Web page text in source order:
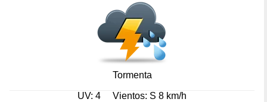
Tormenta
UV: 4 Vientos: S 8 km/h